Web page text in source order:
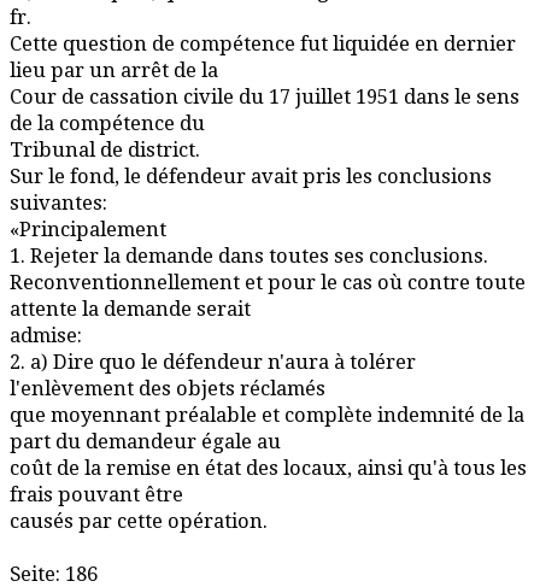
fr.
Cette question de compétence fut liquidée en dernier
lieu par un arrêt de la
Cour de cassation civile du 17 juillet 1951 dans le sens
de la compétence du
Tribunal de district.
Sur le fond, le défendeur avait pris les conclusions
suivantes:
«Principalement
1. Rejeter la demande dans toutes ses conclusions.
Reconventionnellement et pour le cas où contre toute
attente la demande serait
admise:
2. a) Dire quo le défendeur n'aura à tolérer
l'enlèvement des objets réclamés
que moyennant préalable et complète indemnité de la
part du demandeur égale au
coût de la remise en état des locaux, ainsi qu'à tous les
frais pouvant être
causés par cette opération.
Seite: 186